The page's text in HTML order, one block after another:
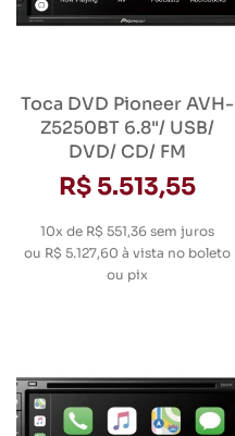
Toca DVD Pioneer AVH-
Z5250BT 6.8"/ USB/
DVD/ CD/ FM
R$ 5.513,55
10x de R$ 551,36 sem juros
ou R$ 5.127,60 à vista no boleto
ou pix